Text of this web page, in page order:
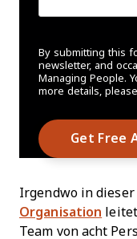
By submitting this
newsletter, and
Managing People.
more details,
Irgendwo in dieser
Organisation
Team von acht